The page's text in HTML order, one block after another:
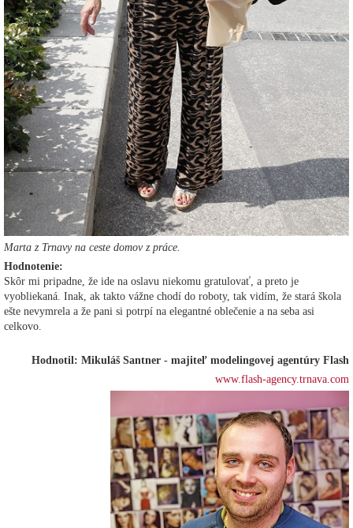
Marta z Trnavy na ceste domov z práce.
Hodnotenie:
Skôr mi pripadne, že ide na oslavu niekomu gratulovať, a preto je
vyobliekaná. Inak, ak takto vážne chodí do roboty, tak vidím, že stará škola
ešte nevymrela a že pani si potrpí na elegantné oblečenie a na seba asi
celkovo.
Hodnotil: Mikuláš Santner - majiteľ modelingovej agentúry Flash
www.flash-agency.trnava.com